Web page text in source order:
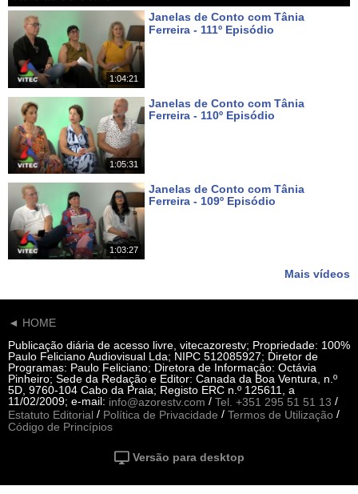
1:04:21
Janelas de Conto com Tânia
Ferreira - 111º Episódio
1:05:31
Janelas de Conto com Tânia
Ferreira - 110º Episódio
1:03:27
Janelas de Conto com Tânia
Ferreira - 109º Episódio
Mais vídeos
◄ HOME
Publicação diária de acesso livre, vitecazorestv; Propriedade: 100%
Paulo Feliciano Audiovisual Lda; NIPC 512085927; Diretor de
Programas: Paulo Feliciano; Diretora de Informação: Octávia
Pinheiro; Sede da Redação e Editor: Canada da Boa Ventura, n.º
5D, 9760-104 Cabo da Praia; Registo ERC n.º 125611, a
11/02/2009; e-mail: info@azorestv.com / Tel. +351 295 51 51 13 /
Estatuto Editorial / Política de Privacidade / Termos de Utilização /
Código de Princípios
Versão para desktop